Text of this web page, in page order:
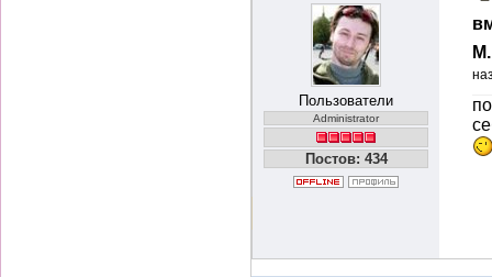
Пользователи
Administrator
Постов: 434